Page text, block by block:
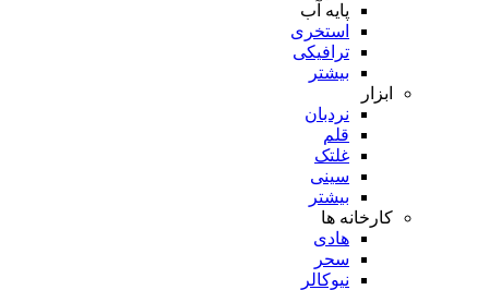
پایه آب
استخری
ترافیکی
بیشتر
ابزار
نردبان
قلم
غلتک
سینی
بیشتر
کارخانه ها
هادی
سحر
نیوکالر